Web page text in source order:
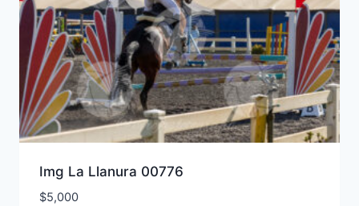
Img La Llanura 00776
$5,000